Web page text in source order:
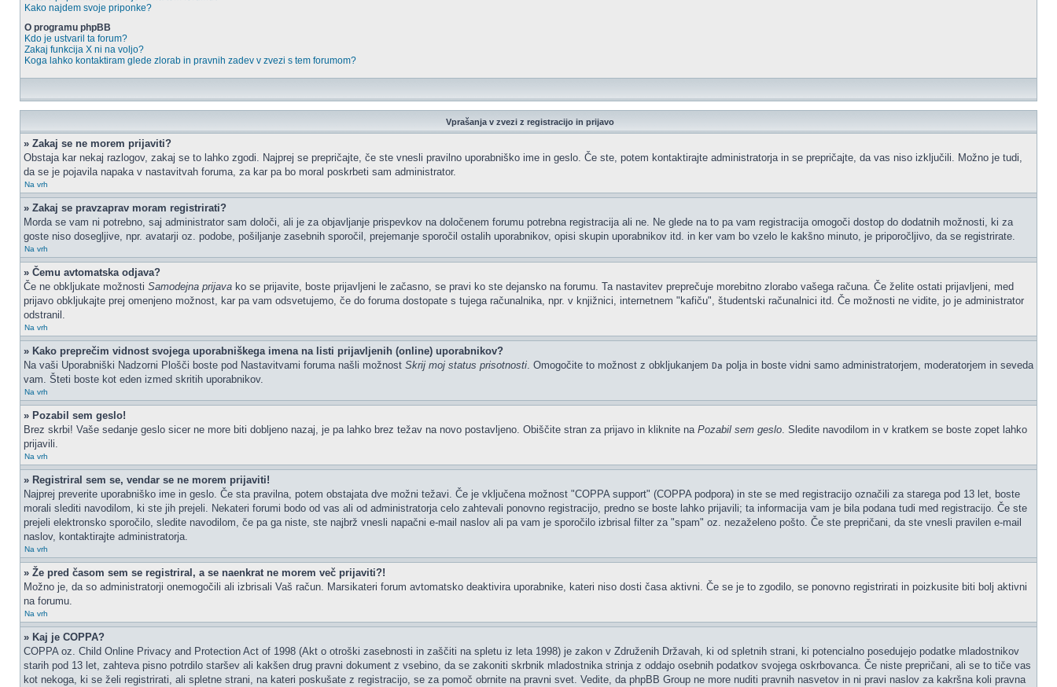
Kako najdem svoje priponke?
O programu phpBB
Kdo je ustvaril ta forum?
Zakaj funkcija X ni na voljo?
Koga lahko kontaktiram glede zlorab in pravnih zadev v zvezi s tem forumom?
Vprašanja v zvezi z registracijo in prijavo
» Zakaj se ne morem prijaviti?
Obstaja kar nekaj razlogov, zakaj se to lahko zgodi. Najprej se prepričajte, če ste vnesli pravilno uporabniško ime in geslo. Če ste, potem kontaktirajte administratorja in se prepričajte, da vas niso izključili. Možno je tudi,
da se je pojavila napaka v nastavitvah foruma, za kar pa bo moral poskrbeti sam administrator.
Na vrh
» Zakaj se pravzaprav moram registrirati?
Morda se vam ni potrebno, saj administrator sam določi, ali je za objavljanje prispevkov na določenem forumu potrebna registracija ali ne. Ne glede na to pa vam registracija omogoči dostop do dodatnih možnosti, ki za
goste niso dosegljive, npr. avatarji oz. podobe, pošiljanje zasebnih sporočil, prejemanje sporočil ostalih uporabnikov, opisi skupin uporabnikov itd. in ker vam bo vzelo le kakšno minuto, je priporočljivo, da se registrirate.
Na vrh
» Čemu avtomatska odjava?
Če ne obkljukate možnosti Samodejna prijava ko se prijavite, boste prijavljeni le začasno, se pravi ko ste dejansko na forumu. Ta nastavitev preprečuje morebitno zlorabo vašega računa. Če želite ostati prijavljeni, med
prijavo obkljukajte prej omenjeno možnost, kar pa vam odsvetujemo, če do foruma dostopate s tujega računalnika, npr. v knjižnici, internetnem "kafiču", študentski računalnici itd. Če možnosti ne vidite, jo je administrator
odstranil.
Na vrh
» Kako preprečim vidnost svojega uporabniškega imena na listi prijavljenih (online) uporabnikov?
Na vaši Uporabniški Nadzorni Plošči boste pod Nastavitvami foruma našli možnost Skrij moj status prisotnosti. Omogočite to možnost z obkljukanjem Da polja in boste vidni samo administratorjem, moderatorjem in seveda
vam. Šteti boste kot eden izmed skritih uporabnikov.
Na vrh
» Pozabil sem geslo!
Brez skrbi! Vaše sedanje geslo sicer ne more biti dobljeno nazaj, je pa lahko brez težav na novo postavljeno. Obiščite stran za prijavo in kliknite na Pozabil sem geslo. Sledite navodilom in v kratkem se boste zopet lahko
prijavili.
Na vrh
» Registriral sem se, vendar se ne morem prijaviti!
Najprej preverite uporabniško ime in geslo. Če sta pravilna, potem obstajata dve možni težavi. Če je vključena možnost "COPPA support" (COPPA podpora) in ste se med registracijo označili za starega pod 13 let, boste
morali slediti navodilom, ki ste jih prejeli. Nekateri forumi bodo od vas ali od administratorja celo zahtevali ponovno registracijo, predno se boste lahko prijavili; ta informacija vam je bila podana tudi med registracijo. Če ste
prejeli elektronsko sporočilo, sledite navodilom, če pa ga niste, ste najbrž vnesli napačni e-mail naslov ali pa vam je sporočilo izbrisal filter za "spam" oz. nezaželeno pošto. Če ste prepričani, da ste vnesli pravilen e-mail
naslov, kontaktirajte administratorja.
Na vrh
» Že pred časom sem se registriral, a se naenkrat ne morem več prijaviti?!
Možno je, da so administratorji onemogočili ali izbrisali Vaš račun. Marsikateri forum avtomatsko deaktivira uporabnike, kateri niso dosti časa aktivni. Če se je to zgodilo, se ponovno registrirati in poizkusite biti bolj aktivni
na forumu.
Na vrh
» Kaj je COPPA?
COPPA oz. Child Online Privacy and Protection Act of 1998 (Akt o otroški zasebnosti in zaščiti na spletu iz leta 1998) je zakon v Združenih Državah, ki od spletnih strani, ki potencialno posedujejo podatke mladostnikov
starih pod 13 let, zahteva pisno potrdilo staršev ali kakšen drug pravni dokument z vsebino, da se zakoniti skrbnik mladostnika strinja z oddajo osebnih podatkov svojega oskrbovanca. Če niste prepričani, ali se to tiče vas
kot nekoga, ki se želi registrirati, ali spletne strani, na kateri poskušate z registracijo, se za pomoč obrnite na pravni svet. Vedite, da phpBB Group ne more nuditi pravnih nasvetov in ni pravi naslov za kakršna koli pravna